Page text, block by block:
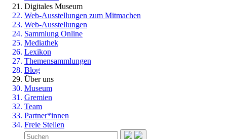
Digitales Museum
Web-Ausstellungen zum Mitmachen
Web-Ausstellungen
Sammlung Online
Mediathek
Lexikon
Themensammlungen
Blog
Über uns
Museum
Gremien
Team
Partner*innen
Freie Stellen